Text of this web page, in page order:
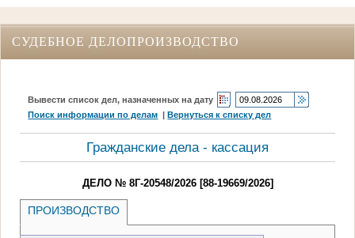
СУДЕБНОЕ ДЕЛОПРОИЗВОДСТВО
Вывести список дел, назначенных на дату
Поиск информации по делам |Вернуться к списку дел
Гражданские дела - кассация
ДЕЛО № 8Г-20548/2026 [88-19669/2026]
ПРОИЗВОДСТВО